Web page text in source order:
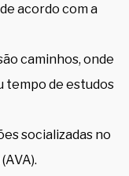
acordo com a
caminhos, onde
tempo de estudos
socializadas no